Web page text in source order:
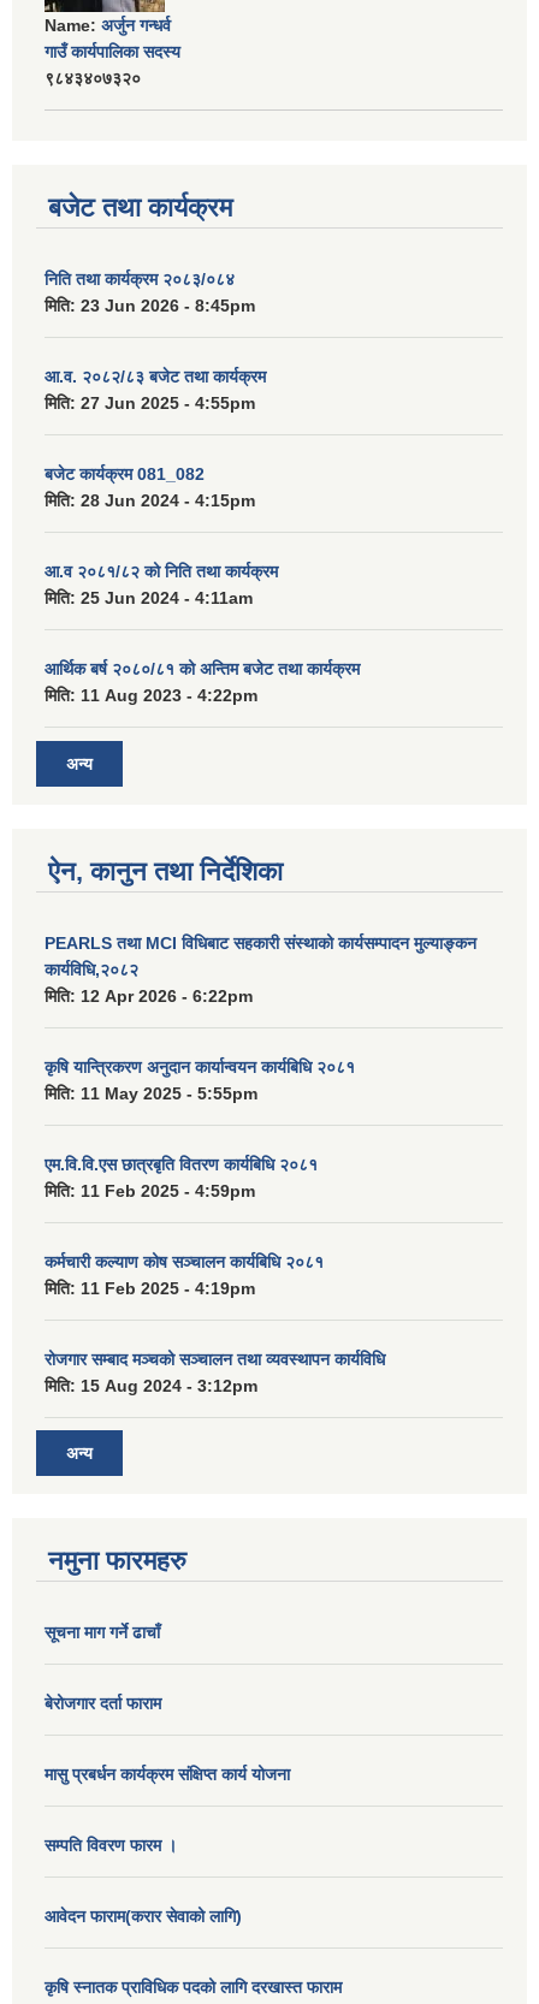
Name: अर्जुन गन्धर्व
गाउँ कार्यपालिका सदस्य
९८४३४०७३२०
बजेट तथा कार्यक्रम
निति तथा कार्यक्रम २०८३/०८४
मिति: 23 Jun 2026 - 8:45pm
आ.व. २०८२/८३ बजेट तथा कार्यक्रम
मिति: 27 Jun 2025 - 4:55pm
बजेट कार्यक्रम 081_082
मिति: 28 Jun 2024 - 4:15pm
आ.व २०८१/८२ को निति तथा कार्यक्रम
मिति: 25 Jun 2024 - 4:11am
आर्थिक बर्ष २०८०/८१ को अन्तिम बजेट तथा कार्यक्रम
मिति: 11 Aug 2023 - 4:22pm
अन्य
ऐन, कानुन तथा निर्देशिका
PEARLS तथा MCI विधिबाट सहकारी संस्थाको कार्यसम्पादन मुल्याङ्कन
कार्यविधि,२०८२
मिति: 12 Apr 2026 - 6:22pm
कृषि यान्त्रिकरण अनुदान कार्यान्वयन कार्यबिधि २०८१
मिति: 11 May 2025 - 5:55pm
एम.वि.वि.एस छात्रबृति वितरण कार्यबिधि २०८१
मिति: 11 Feb 2025 - 4:59pm
कर्मचारी कल्याण कोष सञ्चालन कार्यबिधि २०८१
मिति: 11 Feb 2025 - 4:19pm
रोजगार सम्बाद मञ्चको सञ्चालन तथा व्यवस्थापन कार्यविधि
मिति: 15 Aug 2024 - 3:12pm
अन्य
नमुना फारमहरु
सूचना माग गर्ने ढाचाँ
बेरोजगार दर्ता फाराम
मासु प्रबर्धन कार्यक्रम संक्षिप्त कार्य योजना
सम्पति विवरण फारम ।
आवेदन फाराम(करार सेवाको लागि)
कृषि स्नातक प्राविधिक पदको लागि दरखास्त फाराम